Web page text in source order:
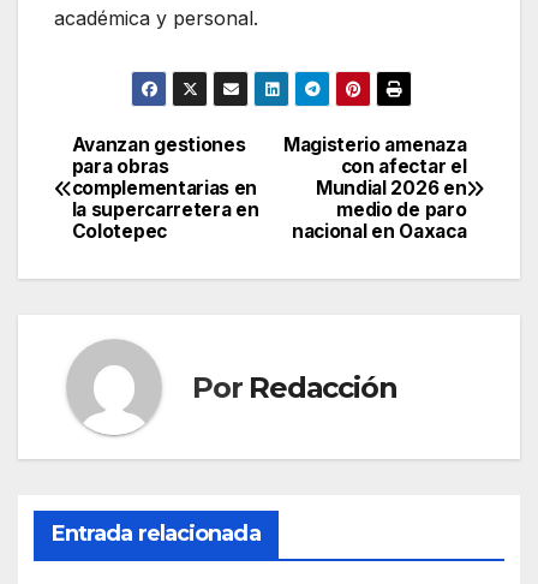
académica y personal.
Navegación
de
entradas
Magisterio amenaza
con afectar el
Mundial 2026 en
medio de paro
nacional en Oaxaca
Avanzan gestiones
para obras
complementarias en
la supercarretera en
Colotepec
Por Redacción
Entrada relacionada